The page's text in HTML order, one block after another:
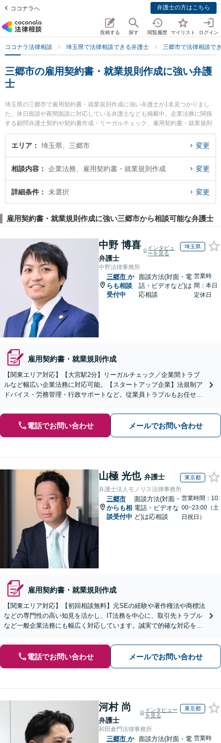
ココナラへ 弁護士の方はこちら
投稿する 探す 閲覧履歴 マイリスト ログイン
ココナラ法律相談 埼玉県で法律相談できる弁護士 三郷市で法律相談で
三郷市の雇用契約書・就業規則作成に強い弁護
士
埼玉県の三郷市で雇用契約書・就業規則作成に強い弁護士が1名見つかりまし
た。休日面談や夜間面談に対応している弁護士なども掲載中。企業法務に関係
する顧問弁護士契約や契約書作成・リーガルチェック、雇用契約書・就業規則
作成等の細かな分野での絞り込み検索もでき便利です。特に三郷中央法律事務
所の須賀 翼弁護士のプロフィール情報や弁護士費用、強みなどが注目されてい
の実績豊富な近くの弁護士を検索したい』『初回相談無料で雇用契約書・就業
規則作成を法律相談できる三郷市内の弁護士に相談予約したい』などでお困り
の相談者さんにおすすめです。
エリア 埼玉県、三郷市 変更
相談内容 企業法務、雇用契約書・就業規則作成 変更
詳細条件 未選択 変更
雇用契約書・就業規則作成に強い三郷市から相談可能な弁護士
中野 博喜
弁護士
インタビュ
ーを見る
埼玉県
中野法律事務所
三郷市 か
らも相談
受付中
面談方法(対面・電
話・ビデオなど)は
応相談
営業時
間：本日
定休日
雇用契約書・就業規則作成
【関東エリア対応】【大宮駅2分】リーガルチェック／企業間トラブ
ルなど幅広い企業法務に対応可能。【スタートアップ企業】法規制ア
ドバイス・労務管理・行政サポートなど。従業員トラブルもお任せく
電話でお問い合わせ メールでお問い合わせ
山極 光也 弁護士 東京都
弁護士法人モノリス法律事務所
三郷市
からも相
談受付中
面談方法(対面・
電話・ビデオな
ど)は応相談
営業時間：10:
00~23:00（土
日祝日）
雇用契約書・就業規則作成
【関東エリア対応】【初回相談無料】元SEの経験や著作権法や商標法
などの専門性の高い知見を活かし、IT法務を中心に、取引先トラブル
など一般企業法務にも幅広く対応しています。誠実で的確な対応を心
電話でお問い合わせ メールでお問い合わせ
河村 尚
弁護士
インタビュー
を見る
東京都
和田倉門法律事務所
三郷市 か 面談方法(対面・電 営業時